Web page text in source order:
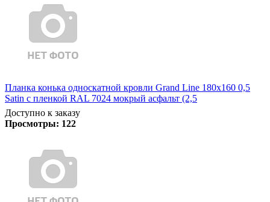
Планка конька односкатной кровли Grand Line 180x160 0,5
Satin с пленкой RAL 7024 мокрый асфальт (2,5
Доступно к заказу
Просмотры: 122